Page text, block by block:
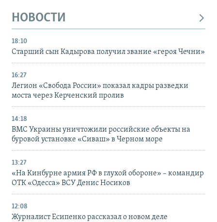
НОВОСТИ
18:10
Старший сын Кадырова получил звание «героя Чечни»
16:27
Легион «Свобода России» показал кадры разведки
моста через Керченский пролив
14:18
ВМС Украины уничтожили российские объекты на
буровой установке «Сиваш» в Черном море
13:27
«На Кинбурне армия РФ в глухой обороне» – командир
ОТК «Одесса» ВСУ Денис Носиков
12:08
Журналист Есипенко рассказал о новом деле